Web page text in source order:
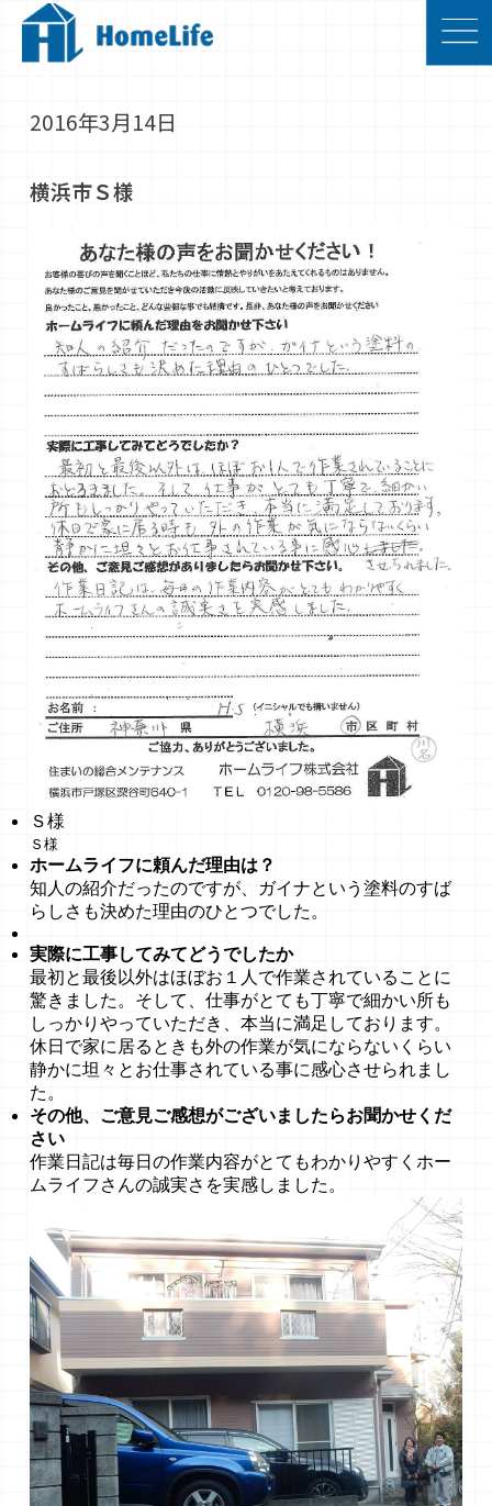
2016年3月14日
横浜市Ｓ様
Ｓ様
Ｓ様
ホームライフに頼んだ理由は？
知人の紹介だったのですが、ガイナという塗料のすば
らしさも決めた理由のひとつでした。
実際に工事してみてどうでしたか
最初と最後以外はほぼお１人で作業されていることに
驚きました。そして、仕事がとても丁寧で細かい所も
しっかりやっていただき、本当に満足しております。
休日で家に居るときも外の作業が気にならないくらい
静かに坦々とお仕事されている事に感心させられまし
た。
その他、ご意見ご感想がございましたらお聞かせくだ
さい
作業日記は毎日の作業内容がとてもわかりやすくホー
ムライフさんの誠実さを実感しました。